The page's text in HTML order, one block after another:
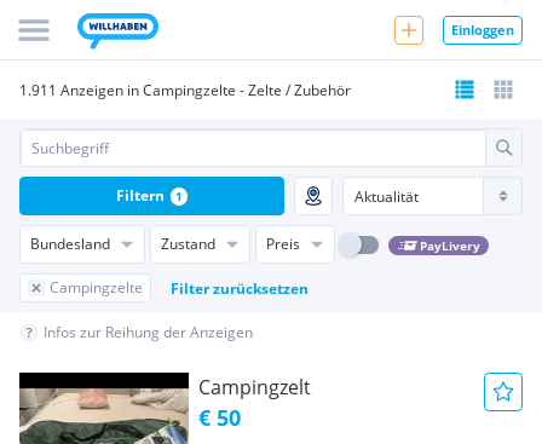
Einloggen
1.911 Anzeigen in Campingzelte - Zelte / Zubehör
Bundesland Zustand Preis PayLivery
Campingzelte Filter zurücksetzen
Filtern 1
Infos zur Reihung der Anzeigen
Campingzelt
€ 50